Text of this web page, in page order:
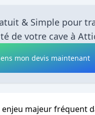
& Simple pour
de votre cave à
mon devis maintenant
majeur fréquent